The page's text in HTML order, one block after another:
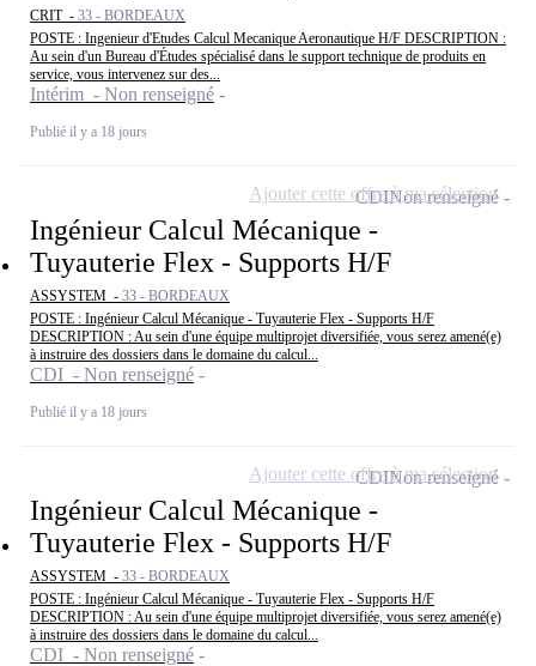
CRIT - 33 - BORDEAUX
POSTE : Ingenieur d'Etudes Calcul Mecanique Aeronautique H/F DESCRIPTION :
Au sein d'un Bureau d'Études spécialisé dans le support technique de produits en
service, vous intervenez sur des...
Intérim - Non renseigné
Publié il y a 18 jours
Ingénieur Calcul Mécanique -
Tuyauterie Flex - Supports H/F
ASSYSTEM - 33 - BORDEAUX
POSTE : Ingénieur Calcul Mécanique - Tuyauterie Flex - Supports H/F
DESCRIPTION : Au sein d'une équipe multiprojet diversifiée, vous serez amené(e)
à instruire des dossiers dans le domaine du calcul...
CDI - Non renseigné
Publié il y a 18 jours
CDINon renseigné
Ajouter cette offre à ma sélection
Ingénieur Calcul Mécanique -
Tuyauterie Flex - Supports H/F
ASSYSTEM - 33 - BORDEAUX
POSTE : Ingénieur Calcul Mécanique - Tuyauterie Flex - Supports H/F
DESCRIPTION : Au sein d'une équipe multiprojet diversifiée, vous serez amené(e)
à instruire des dossiers dans le domaine du calcul...
CDI - Non renseigné
CDINon renseigné
Ajouter cette offre à ma sélection